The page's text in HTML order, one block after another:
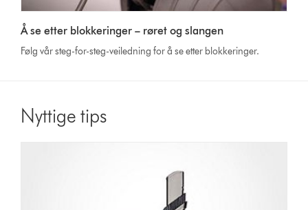
Transcript
video
Å se etter blokkeringer – røret og slangen
Følg vår steg-for-steg-veiledning for å se etter blokkeringer.
Nyttige tips